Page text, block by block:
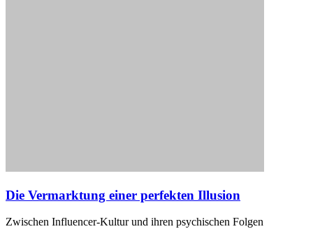
Die Vermarktung einer perfekten Illusion
Zwischen Influencer-Kultur und ihren psychischen Folgen